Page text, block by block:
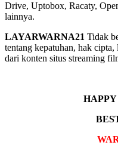
Drive, Uptobox, Racaty,
lainnya.
LAYARWARNA21 Tidak
tentang kepatuhan, hak cipta,
dari konten situs streaming